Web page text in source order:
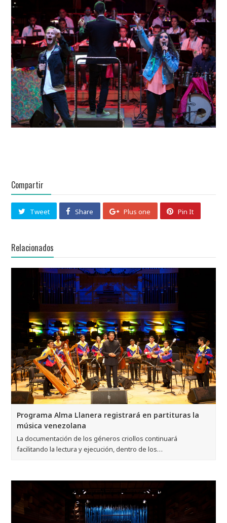
Compartir
Tweet Share Plus one Pin It
Relacionados
Programa Alma Llanera registrará en partituras la
música venezolana
La documentación de los géneros criollos continuará
facilitando la lectura y ejecución, dentro de los…